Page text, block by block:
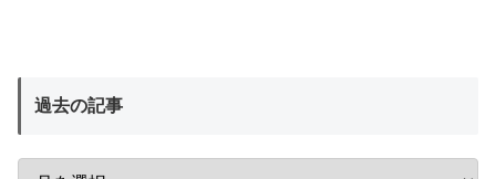
過去の記事